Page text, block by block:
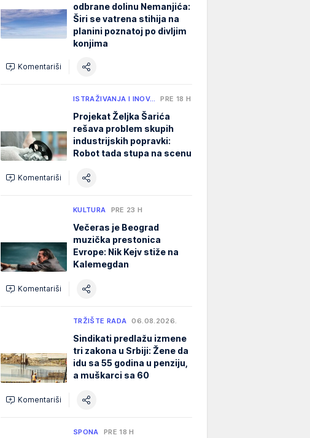
odbrane dolinu Nemanjića:
Širi se vatrena stihija na
planini poznatoj po divljim
konjima
Komentariši
ISTRAŽIVANJA I INOV… PRE 18 H
Projekat Željka Šarića
rešava problem skupih
industrijskih popravki:
Robot tada stupa na scenu
Komentariši
KULTURA PRE 23 H
Večeras je Beograd
muzička prestonica
Evrope: Nik Kejv stiže na
Kalemegdan
Komentariši
TRŽIŠTE RADA 06.08.2026.
Sindikati predlažu izmene
tri zakona u Srbiji: Žene da
idu sa 55 godina u penziju,
a muškarci sa 60
Komentariši
SPONA PRE 18 H